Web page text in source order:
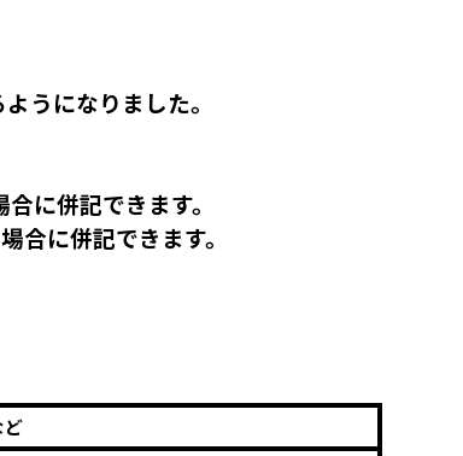
うになりました。
併記できます。
に併記できます。
ど